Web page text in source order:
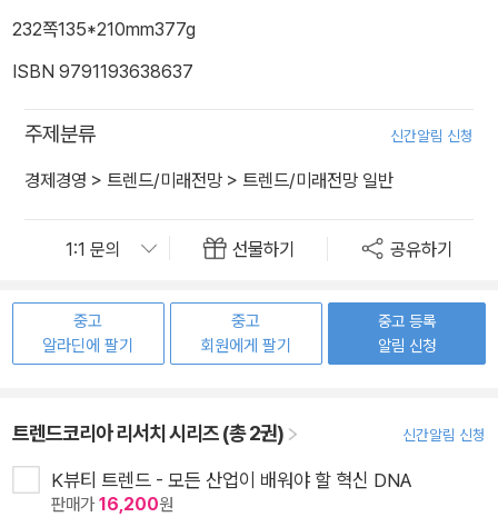
232쪽135*210mm377g
ISBN 9791193638637
주제분류 신간알림 신청
경제경영 > 트렌드/미래전망 > 트렌드/미래전망 일반
선물하기 공유하기
중고
알라딘에 팔기
중고
회원에게 팔기
중고 등록
알림 신청
트렌드코리아 리서치 시리즈 (총 2권) 신간알림 신청
K뷰티 트렌드 - 모든 산업이 배워야 할 혁신 DNA
판매가16,200원